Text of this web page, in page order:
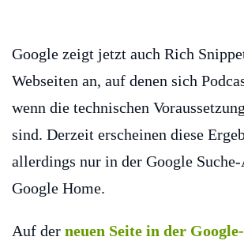
Google zeigt jetzt auch Rich
Webseiten an, auf denen sich
wenn die technischen
sind. Derzeit erscheinen diese
allerdings nur in der Google
Google Home.
Auf der neuen Seite in der Google-